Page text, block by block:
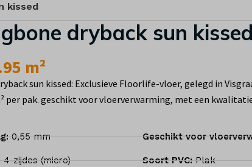
kissed
dryback sun kissed
m²
sun kissed: Exclusieve Floorlife-vloer, gelegd in
per pak. geschikt voor vloerverwarming, met een
0,55 mm
4-zijdes (micro)
Geschikt voor
Soort PVC:Plak